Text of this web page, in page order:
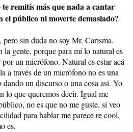
remitís más que nada a cantar
público ni moverte demasiado?
sin duda no soy Mr. Carisma.
la gente, porque para mí lo natural es
un micrófono. Natural es estar acá
a través de un micrófono no es una
dando un discurso o una cosa así. Yo
lo que queremos decir. Igual me
no es que no me guste, si veo
para hablar me parece re cool,
es.